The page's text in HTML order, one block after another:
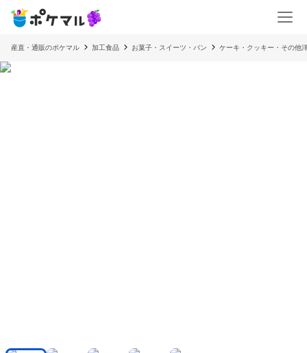
産直・通販のポケマル 加工食品 お菓子・スイーツ・パン ケーキ・クッキー・その他